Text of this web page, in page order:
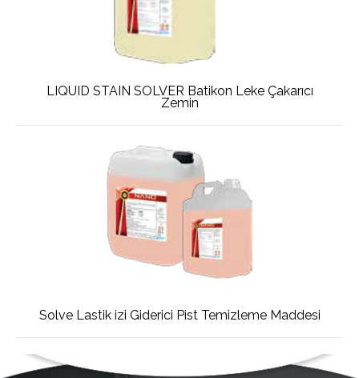
LIQUID STAIN SOLVER Batikon Leke Çakarıcı
Zemin
Solve Lastik izi Giderici Pist Temizleme Maddesi